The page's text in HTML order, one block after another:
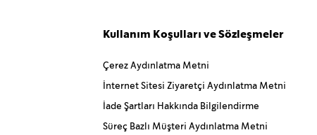
Kullanım Koşulları ve Sözleşmeler
Çerez Aydınlatma Metni
İnternet Sitesi Ziyaretçi Aydınlatma Metni
İade Şartları Hakkında Bilgilendirme
Süreç Bazlı Müşteri Aydınlatma Metni